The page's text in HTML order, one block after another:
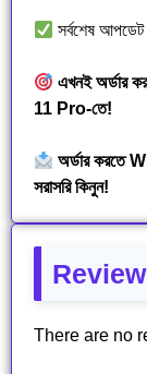
সর্বশেষ
এখনই অর্ডার
11 Pro-তে!
অর্ডার করতে
সরাসরি কিনুন!
There are no